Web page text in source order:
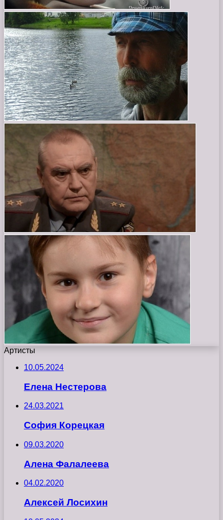
Артисты
10.05.2024
Елена Нестерова
24.03.2021
София Корецкая
09.03.2020
Алена Фалалеева
04.02.2020
Алексей Лосихин